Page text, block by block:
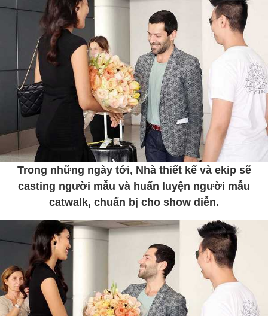
Trong những ngày tới, Nhà thiết kế và ekip sẽ
casting người mẫu và huấn luyện người mẫu
catwalk, chuẩn bị cho show diễn.